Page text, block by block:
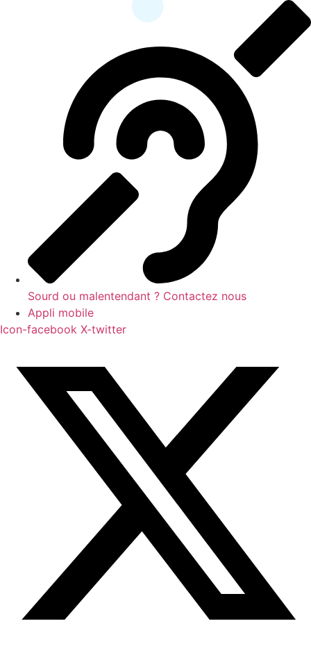
Sourd ou malentendant ? Contactez nous
Appli mobile
Icon-facebook X-twitter